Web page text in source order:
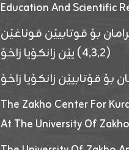
Education And Scientific
بۆ قوتابیێن قوناغێن
(٤٫٣٫٢) یێن زانکۆیا زاخۆ
بۆ قۆتابیێن زانکۆیا زاخۆ
The Zakho Center For
At The University Of Zakho